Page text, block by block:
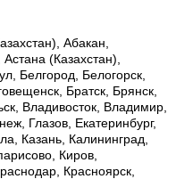
Абакан,
(Казахстан),
Белгород, Белогорск,
Братск, Брянск,
Владивосток, Владимир,
Глазов, Екатеринбург,
Казань, Калининград,
Киров,
Красноярск,